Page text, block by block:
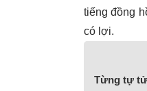
tiếng đồng
có lợi.
Từng tự tử